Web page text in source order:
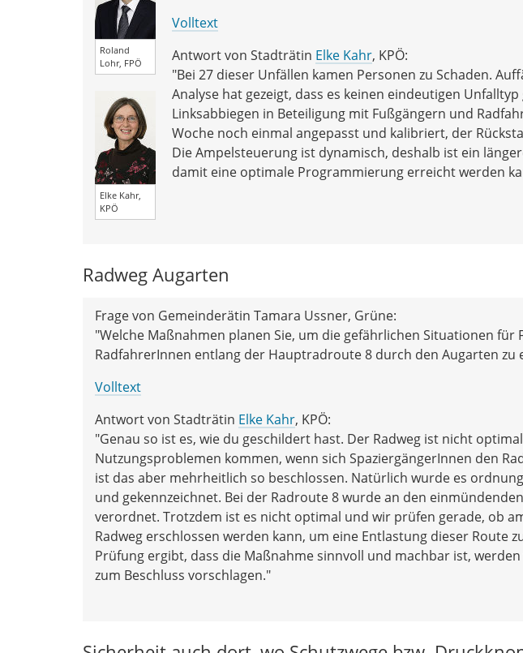
Roland
Lohr, FPÖ
Elke Kahr,
KPÖ
Volltext
Antwort von Stadträtin Elke Kahr, KPÖ:
"Bei 27 dieser Unfällen kamen Personen zu Schaden.
Analyse hat gezeigt, dass es keinen eindeutigen
Linksabbiegen in Beteiligung mit Fußgängern und
Woche noch einmal angepasst und kalibriert, der
Die Ampelsteuerung ist dynamisch, deshalb ist ein
damit eine optimale Programmierung erreicht werden
Radweg Augarten
Frage von Gemeinderätin Tamara Ussner, Grüne:
"Welche Maßnahmen planen Sie, um die gefährlichen Situationen für
RadfahrerInnen entlang der Hauptradroute 8 durch den Augarten zu
Volltext
Antwort von Stadträtin Elke Kahr, KPÖ:
"Genau so ist es, wie du geschildert hast. Der Radweg ist nicht
Nutzungsproblemen kommen, wenn sich SpaziergängerInnen den
ist das aber mehrheitlich so beschlossen. Natürlich wurde es
und gekennzeichnet. Bei der Radroute 8 wurde an den
verordnet. Trotzdem ist es nicht optimal und wir prüfen gerade, ob
Radweg erschlossen werden kann, um eine Entlastung dieser Route
Prüfung ergibt, dass die Maßnahme sinnvoll und machbar ist,
zum Beschluss vorschlagen."